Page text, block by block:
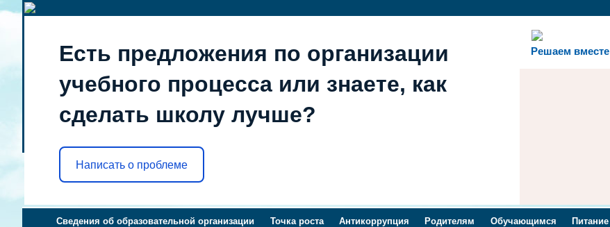
Решаем вместе
Есть предложения по организации
учебного процесса или знаете, как
сделать школу лучше?
Написать о проблеме
Сведения об образовательной организации Точка роста Антикоррупция Родителям Обучающимся Питание